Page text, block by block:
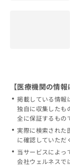
【医療機関の情報
掲載している情報
独自に収集したも
全に保証するもの
実際に検索された
に確認していただ
当サービスによっ
会社ウェルネスで